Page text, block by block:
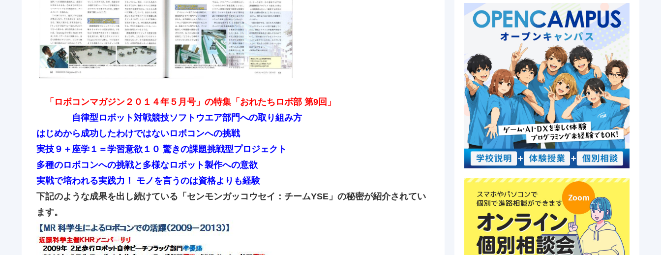
「ロボコンマガジン２０１４年５月号」の特集「おれたちロボ部 第9回」
自律型ロボット対戦競技ソフトウエア部門への取り組み方
はじめから成功したわけではないロボコンへの挑戦
実技９＋座学１＝学習意欲１０ 驚きの課題挑戦型プロジェクト
多種のロボコンへの挑戦と多様なロボット製作への意欲
実戦で培われる実践力！ モノを言うのは資格よりも経験
下記のような成果を出し続けている「センモンガッコウセイ：チームYSE」の秘密が紹介されてい
ます。